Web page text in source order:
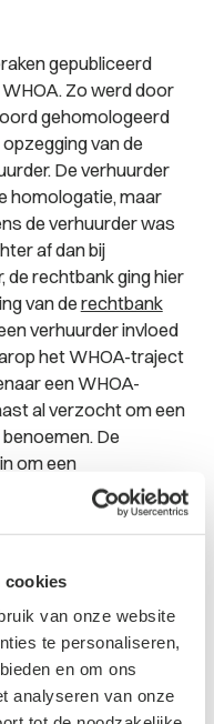
cookies
van onze website
te personaliseren,
en om ons
analyseren van onze
gepubliceerd
Zo werd door
gehomologeerd
van de
De verhuurder
homologatie, maar
de verhuurder was
af dan bij
de rechtbank ging hier
van de rechtbank
verhuurder invloed
het WHOA-traject
een WHOA-
al verzocht om een
De
om een
de verhuurder
te treffen. De
op het
aanspreken van een
de
derde voor het
het akkoord